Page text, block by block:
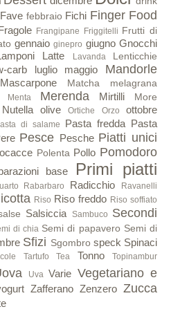
Fave febbraio Fichi Finger Food
Frangipane Friggitelli Frutti di
gennaio ginepro giugno Gnocchi
Latte Lavanda Lenticchie
carb luglio maggio Mandorle
Mascarpone Matcha melagrana
Menta Merenda Mirtilli More
Nutella olive Ortiche Orzo
ottobre
di salame Pasta fredda Pasta
Pesce Pesche Piatti unici
Polenta Pollo Pomodoro
base Primi piatti
Rabarbaro Radicchio
Ravanelli
Riso Riso freddo Riso soffiato
Salsiccia Sambuco Secondi
di chia Semi di papavero Semi di
Sfizi Sgombro speck Spinaci
Tartufo Tea Tonno Topinambur
Uva Varie Vegetariano e
Zafferano Zenzero Zucca